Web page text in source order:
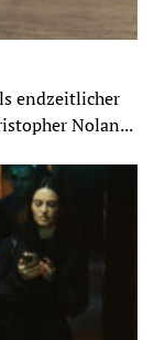
endzeitlicher
Nolan...